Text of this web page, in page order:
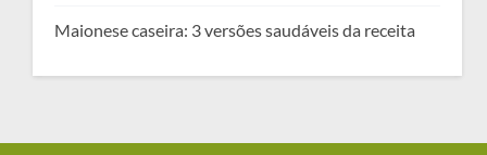
Maionese caseira: 3 versões saudáveis da receita